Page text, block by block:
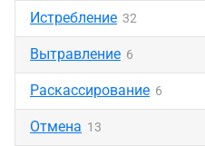
Истребление 32
Вытравление 6
Раскассирование 6
Отмена 13